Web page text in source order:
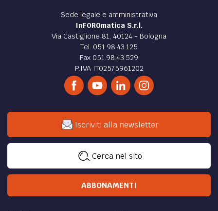
Sede legale e amministrativa
InFOROmatica S.r.l.
Via Castiglione 81, 40124 - Bologna
Tel. 051.98.43.125
Fax 051.98.43.529
P.IVA IT02575961202
Iscriviti alla newsletter
Cerca nel sito
ABBONAMENTI